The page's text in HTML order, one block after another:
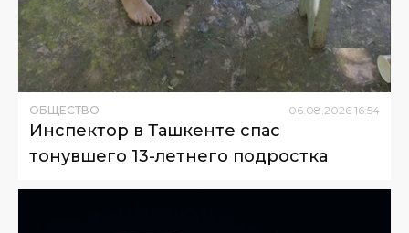
ОБЩЕСТВО 06 08 2026 16:54
Инспектор в Ташкенте спас
тонувшего 13-летнего подростка